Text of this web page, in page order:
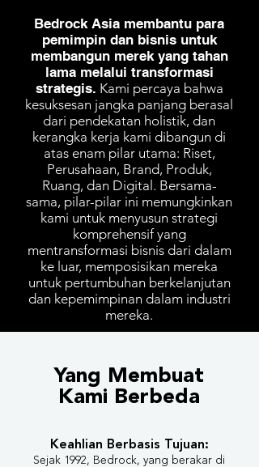
Bedrock Asia membantu para
pemimpin dan bisnis untuk
membangun merek yang tahan
lama melalui transformasi
strategis. Kami percaya bahwa
kesuksesan jangka panjang berasal
dari pendekatan holistik, dan
kerangka kerja kami dibangun di
atas enam pilar utama: Riset,
Perusahaan, Brand, Produk,
Ruang, dan Digital. Bersama-
sama, pilar-pilar ini memungkinkan
kami untuk menyusun strategi
komprehensif yang
mentransformasi bisnis dari dalam
ke luar, memposisikan mereka
untuk pertumbuhan berkelanjutan
dan kepemimpinan dalam industri
mereka.
Yang Membuat
Kami Berbeda
Keahlian Berbasis Tujuan:
Sejak 1992, Bedrock, yang berakar di